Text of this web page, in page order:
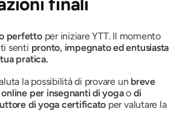
perfettoper iniziare YTT. Il momento
senti pronto, impegnato ed entusiasta
pratica.
la possibilità di provare un breve
per insegnanti di yogao di
di yoga certificato per valutare la